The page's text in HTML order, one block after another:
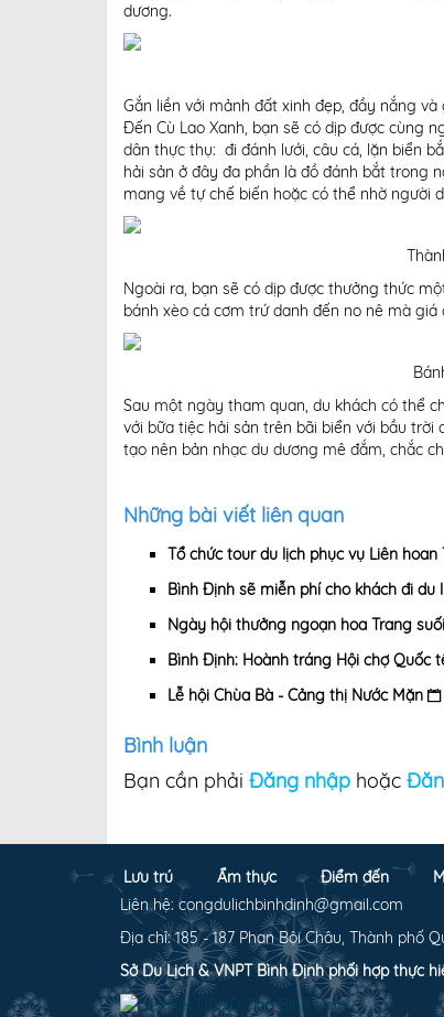
dương.
Gắn liền với mảnh đất xinh đẹp, đầy nắng
Đến Cù Lao Xanh, bạn sẽ có dịp được cùng
dân thực thụ: đi đánh lưới, câu cá, lặn biển
hải sản ở đây đa phần là đồ đánh bắt trong
mang về tự chế biến hoặc có thể nhờ người
Ngoài ra, bạn sẽ có dịp được thưởng thức
bánh xèo cá cơm trứ danh đến no nê mà
Sau một ngày tham quan, du khách có thể
với bữa tiệc hải sản trên bãi biển với bầu
tạo nên bản nhạc du dương mê đắm, chắc
Những bài viết liên quan
Tổ chức tour du lịch phục vụ Liên
Bình Định sẽ miễn phí cho khách đi du
Ngày hội thưởng ngoạn hoa Trang
Bình Định: Hoành tráng Hội chợ Quốc
Lễ hội Chùa Bà - Cảng thị Nước Mặn
Bình luận
Bạn cần phải Đăng nhập hoặc
Lưu trú Ẩm thực Điểm đến
Liên hệ: congdulichbinhdinh@gmail.com
Địa chỉ: 185 - 187 Phan Bội Châu, Thành phố
Sở Du Lịch & VNPT Bình Định phối hợp thực